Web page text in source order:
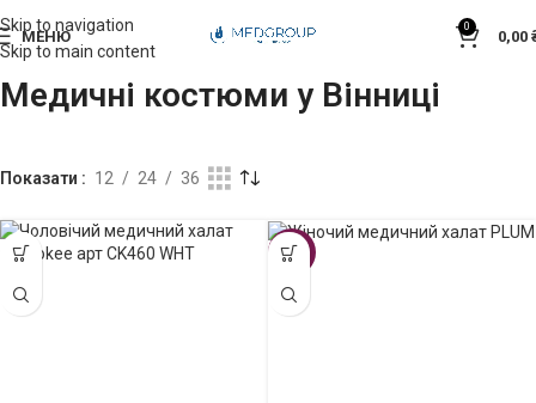
Skip to navigation
Skip to main content
МЕНЮ
0
0,00
Медичні костюми у Вінниці
Показати 12 24 36
-29%